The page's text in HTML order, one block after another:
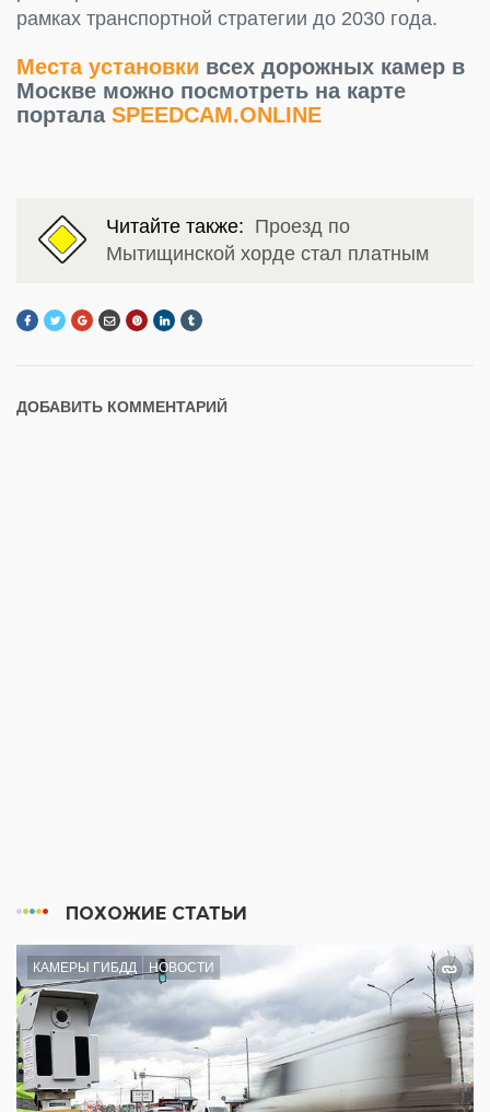
рамках транспортной стратегии до 2030 года.
Места установки всех дорожных камер в
Москве можно посмотреть на карте
портала SPEEDCAM.ONLINE
Читайте также: Проезд по
Мытищинской хорде стал платным
ДОБАВИТЬ КОММЕНТАРИЙ
ПОХОЖИЕ СТАТЬИ
КАМЕРЫ ГИБДД НОВОСТИ